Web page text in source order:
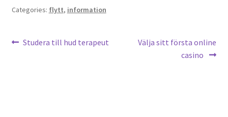
Categories: flytt, information
Post
Previous
Studera till hud terapeut
Next
Välja sitt första online
casino